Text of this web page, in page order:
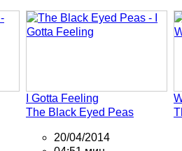
I Gotta Feeling
The Black Eyed Peas
20/04/2014